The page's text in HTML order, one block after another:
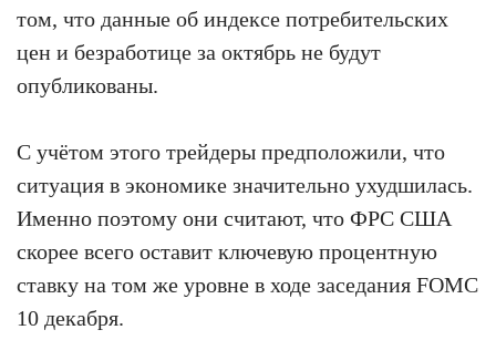
том, что данные об индексе потребительских
цен и безработице за октябрь не будут
опубликованы.
С учётом этого трейдеры предположили, что
ситуация в экономике значительно ухудшилась.
Именно поэтому они считают, что ФРС США
скорее всего оставит ключевую процентную
ставку на том же уровне в ходе заседания FOMC
10 декабря.